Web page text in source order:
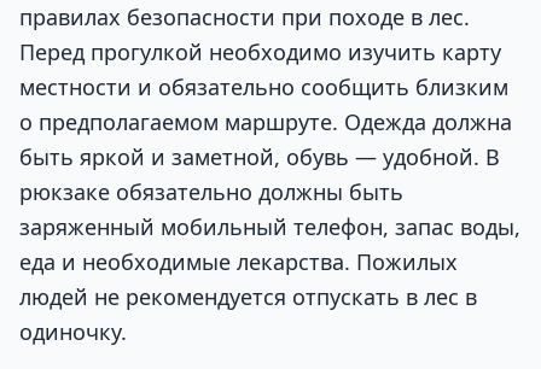
правилах безопасности при походе в лес.
Перед прогулкой необходимо изучить карту
местности и обязательно сообщить близким
о предполагаемом маршруте. Одежда должна
быть яркой и заметной, обувь — удобной. В
рюкзаке обязательно должны быть
заряженный мобильный телефон, запас воды,
еда и необходимые лекарства. Пожилых
людей не рекомендуется отпускать в лес в
одиночку.